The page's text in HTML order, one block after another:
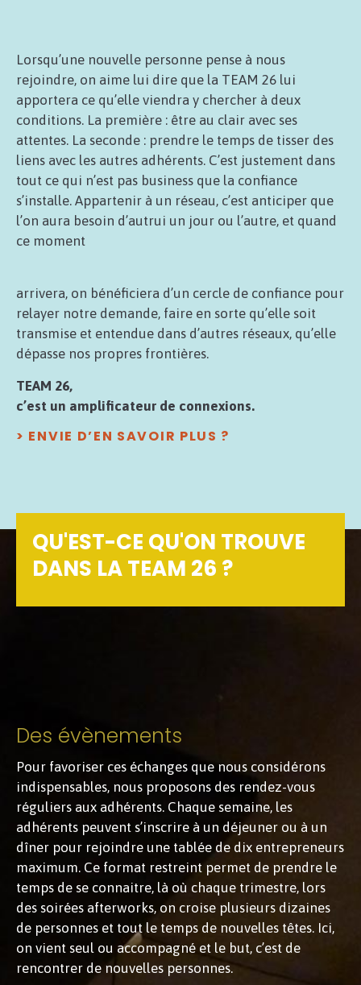
Lorsqu’une nouvelle personne pense à nous
rejoindre, on aime lui dire que la TEAM 26 lui
apportera ce qu’elle viendra y chercher à deux
conditions. La première : être au clair avec ses
attentes. La seconde : prendre le temps de tisser des
liens avec les autres adhérents. C’est justement dans
tout ce qui n’est pas business que la confiance
s’installe. Appartenir à un réseau, c’est anticiper que
l’on aura besoin d’autrui un jour ou l’autre, et quand
ce moment
arrivera, on bénéficiera d’un cercle de confiance pour
relayer notre demande, faire en sorte qu’elle soit
transmise et entendue dans d’autres réseaux, qu’elle
dépasse nos propres frontières.
TEAM 26,
c’est un amplificateur de connexions.
> ENVIE D’EN SAVOIR PLUS ?
Des évènements
Pour favoriser ces échanges que nous considérons
indispensables, nous proposons des rendez-vous
réguliers aux adhérents. Chaque semaine, les
adhérents peuvent s’inscrire à un déjeuner ou à un
dîner pour rejoindre une tablée de dix entrepreneurs
maximum. Ce format restreint permet de prendre le
temps de se connaitre, là où chaque trimestre, lors
des soirées afterworks, on croise plusieurs dizaines
de personnes et tout le temps de nouvelles têtes. Ici,
on vient seul ou accompagné et le but, c’est de
rencontrer de nouvelles personnes.
QU'EST-CE QU'ON TROUVE
DANS LA TEAM 26 ?